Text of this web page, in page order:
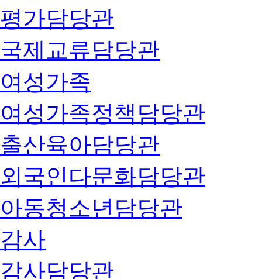
평가담당관
국제교류담당관
여성가족
여성가족정책담당관
출산육아담당관
외국인다문화담당관
아동청소년담당관
감사
감사담당관